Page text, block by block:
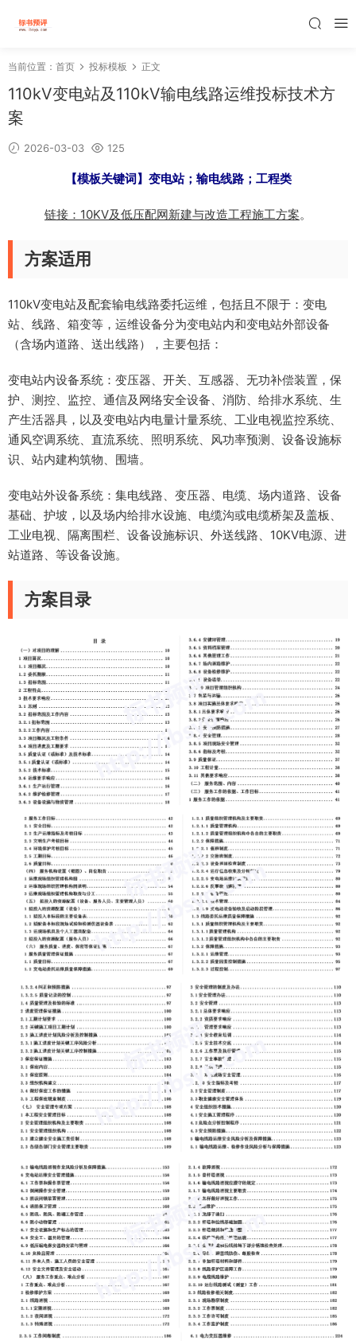
当前位置： 首页 投标模板 正文
110kV变电站及110kV输电线路运维投标技术方
案
2026-03-03 125
【模板关键词】 变电站； 输电线路；工程类
链接：10KV及低压配网新建与改造工程施工方案。
方案适用
110kV变电站及配套输电线路委托运维，包括且不限于：变电
站、线路、箱变等，运维设备分为变电站内和变电站外部设备
（含场内道路、送出线路），主要包括：
变电站内设备系统：变压器、开关、互感器、无功补偿装置，保
护、测控、监控、通信及网络安全设备、消防、给排水系统、生
产生活器具，以及变电站内电量计量系统、工业电视监控系统、
通风空调系统、直流系统、照明系统、风功率预测、设备设施标
识、站内建构筑物、围墙。
变电站外设备系统：集电线路、变压器、电缆、场内道路、设备
基础、护坡，以及场内给排水设施、电缆沟或电缆桥架及盖板、
工业电视、隔离围栏、设备设施标识、外送线路、10KV电源、进
站道路、等设备设施。
方案目录